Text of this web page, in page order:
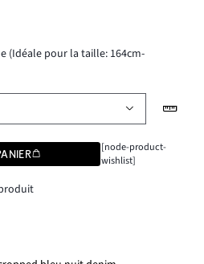
(Idéale pour la taille: 164cm-
[node-product-
wishlist]